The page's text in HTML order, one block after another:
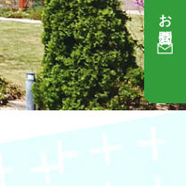
お問合せ